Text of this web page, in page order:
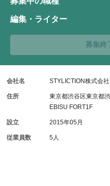
編集・ライター
募集終
会社名 STYLICTION株式会社
住所
東京都渋谷区東京都
EBISU FORT1F
設立 2015年05月
従業員数 5人